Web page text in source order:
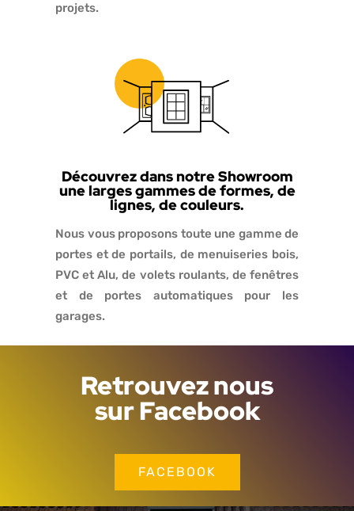
projets.
Découvrez dans notre Showroom
une larges gammes de formes, de
lignes, de couleurs.
Nous vous proposons toute une gamme de
portes et de portails, de menuiseries bois,
PVC et Alu, de volets roulants, de fenêtres
et de portes automatiques pour les
garages.
Retrouvez nous
sur Facebook
FACEBOOK